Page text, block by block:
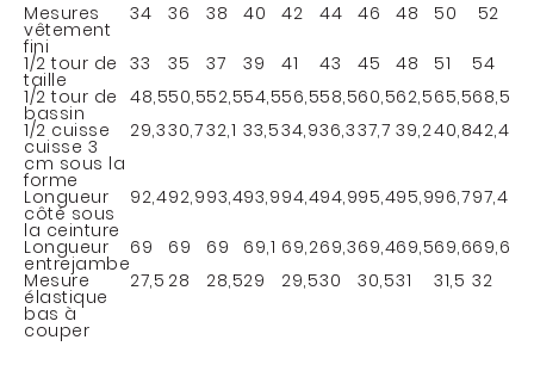
Mesures
vêtement
fini
34 36 38 40 42 44 46 48 50 52
1/2 tour de
taille
33 35 37 39 41 43 45 48 51
54
1/2 tour de
bassin
48,550,552,554,556,558,560,562,565,568,5
1/2 cuisse
cuisse 3
cm sous la
forme
29,330,732,1 33,534,936,337,7 39,240,842,4
Longueur
côté sous
la ceinture
92,492,993,493,994,494,995,495,996,797,4
Longueur
entrejambe
69 69 69 69,1 69,269,369,469,569,669,6
Mesure
élastique
bas à
couper
27,5 28 28,529 29,530 30,531 31,5 32